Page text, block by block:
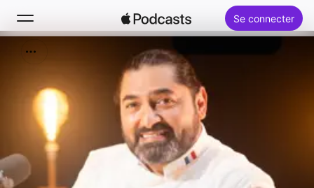
Se connecter
Rechercher
Accueil
Nouveautés
Classements